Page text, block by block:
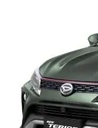
Mana?
Perbandingan